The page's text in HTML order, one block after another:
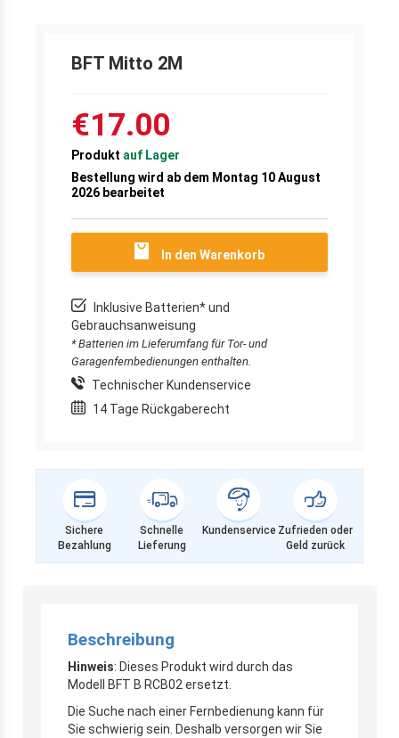
BFT Mitto 2M
€17.00
Produkt auf Lager
Bestellung wird ab dem Montag 10 August
2026 bearbeitet
In den Warenkorb
Inklusive Batterien* und
Gebrauchsanweisung
* Batterien im Lieferumfang für Tor- und
Garagenfernbedienungen enthalten.
Technischer Kundenservice
14 Tage Rückgaberecht
Sichere
Bezahlung
Schnelle
Lieferung
Kundenservice Zufrieden oder
Geld zurück
Beschreibung
Hinweis: Dieses Produkt wird durch das
Modell BFT B RCB02 ersetzt.
Die Suche nach einer Fernbedienung kann für
Sie schwierig sein. Deshalb versorgen wir Sie